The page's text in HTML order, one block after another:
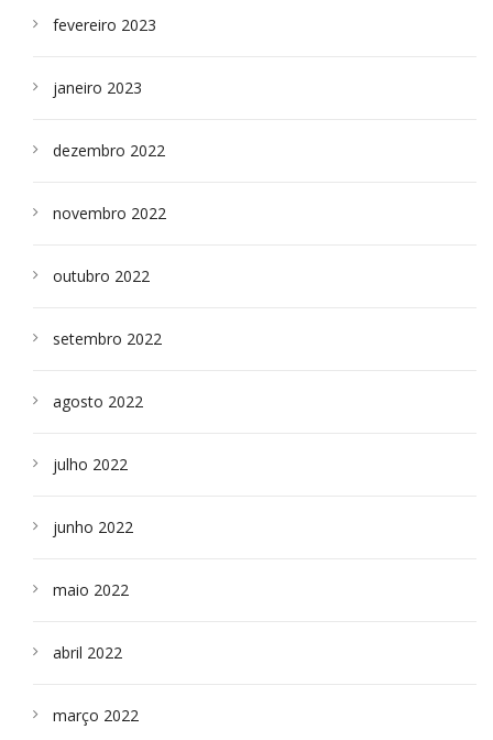
fevereiro 2023
janeiro 2023
dezembro 2022
novembro 2022
outubro 2022
setembro 2022
agosto 2022
julho 2022
junho 2022
maio 2022
abril 2022
março 2022